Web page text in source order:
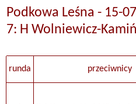
Podkowa Leśna - 15-
7: H Wolniewicz-
runda przeciwnicy